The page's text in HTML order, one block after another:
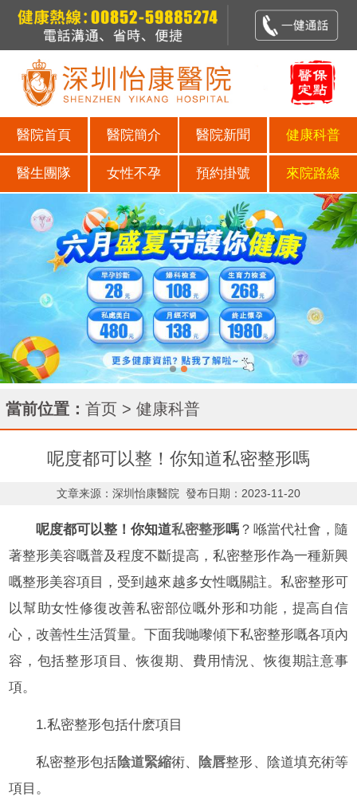
醫院首頁 醫院簡介 醫院新聞 健康科普
醫生團隊 女性不孕 預約掛號 來院路線
當前位置： 首页 > 健康科普
呢度都可以整！你知道私密整形嗎
文章来源：深圳怡康醫院 發布日期：2023-11-20
呢度都可以整！你知道私密整形嗎 ？喺當代社會，隨
著整形美容嘅普及程度不斷提高，私密整形作為一種新興
嘅整形美容項目，受到越來越多女性嘅關註。私密整形可
以幫助女性修復改善私密部位嘅外形和功能，提高自信
心，改善性生活質量。下面我哋嚟傾下私密整形嘅各項內
容，包括整形項目、恢復期、費用情況、恢復期註意事
項。
1.私密整形包括什麽項目
私密整形包括陰道緊縮術、 陰唇整形、陰道填充術等
項目。